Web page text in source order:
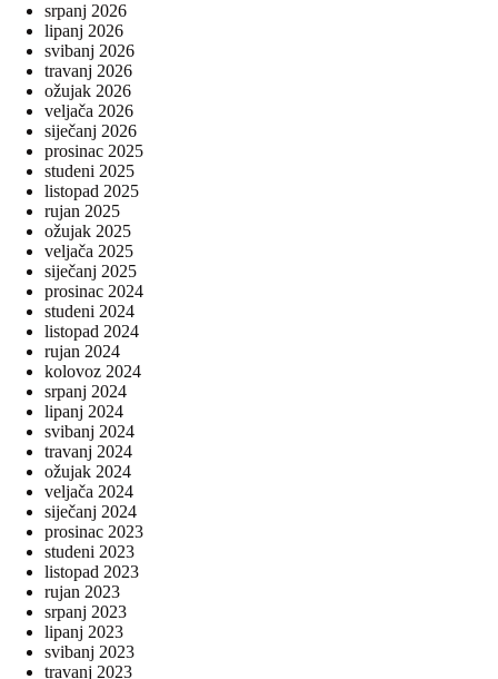
srpanj 2026
lipanj 2026
svibanj 2026
travanj 2026
ožujak 2026
veljača 2026
siječanj 2026
prosinac 2025
studeni 2025
listopad 2025
rujan 2025
ožujak 2025
veljača 2025
siječanj 2025
prosinac 2024
studeni 2024
listopad 2024
rujan 2024
kolovoz 2024
srpanj 2024
lipanj 2024
svibanj 2024
travanj 2024
ožujak 2024
veljača 2024
siječanj 2024
prosinac 2023
studeni 2023
listopad 2023
rujan 2023
srpanj 2023
lipanj 2023
svibanj 2023
travanj 2023